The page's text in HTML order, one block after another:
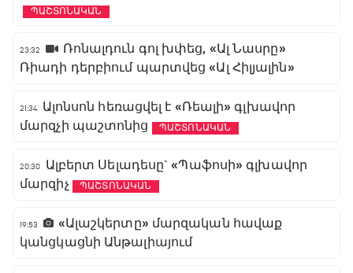
ՊԱՇՏՈՆԱԿԱՆ
23:32
Ռոնալդուն գոլ խփեց, «Ալ Նասրը»
Ռիադի դերբիում պարտվեց «Ալ Հիլյալին»
21:34 Ալոնսոն հեռացվել է «Ռեալի» գլխավոր
մարզչի պաշտոնից
ՊԱՇՏՈՆԱԿԱՆ
20:30
Ալբերտ Սելադեսը` «Պաֆոսի» գլխավոր
մարզիչ
ՊԱՇՏՈՆԱԿԱՆ
19:53
«Ալաշկերտը» մարզական հավաք
կանցկացնի Անթալիայում